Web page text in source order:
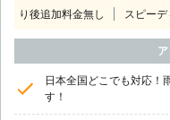
り後追加料金無し
スピー
日本全国どこでも対応！
す！